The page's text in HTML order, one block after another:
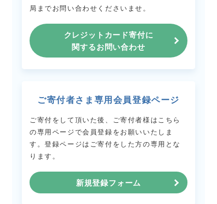
局までお問い合わせくださいませ。
クレジットカード寄付に
関するお問い合わせ
ご寄付者さま専用会員登録ページ
ご寄付をして頂いた後、ご寄付者様はこちら
の専用ページで会員登録をお願いいたしま
す。登録ページはご寄付をした方の専用とな
ります。
新規登録フォーム